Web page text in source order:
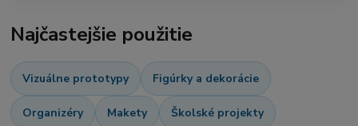
Najčastejšie použitie
Vizuálne prototypy Figúrky a dekorácie
Organizéry Makety Školské projekty